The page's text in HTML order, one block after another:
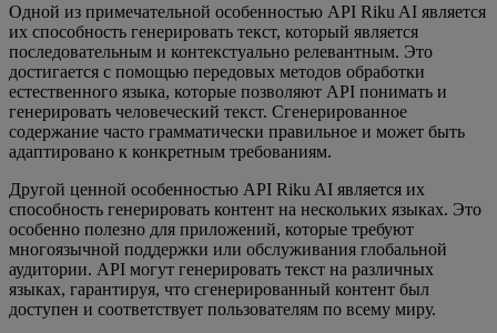
Одной из примечательной особенностью API Riku AI является
их способность генерировать текст, который является
последовательным и контекстуально релевантным. Это
достигается с помощью передовых методов обработки
естественного языка, которые позволяют API понимать и
генерировать человеческий текст. Сгенерированное
содержание часто грамматически правильное и может быть
адаптировано к конкретным требованиям.
Другой ценной особенностью API Riku AI является их
способность генерировать контент на нескольких языках. Это
особенно полезно для приложений, которые требуют
многоязычной поддержки или обслуживания глобальной
аудитории. API могут генерировать текст на различных
языках, гарантируя, что сгенерированный контент был
доступен и соответствует пользователям по всему миру.